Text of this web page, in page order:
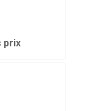
prix